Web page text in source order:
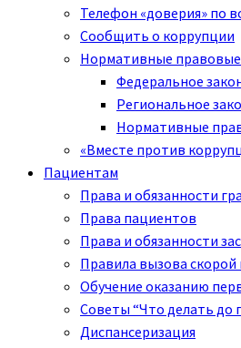
Телефон «доверия» по
Сообщить о коррупции
Нормативные
Федеральное
Региональное
Нормативные
«Вместе против
Пациентам
Права и обязанности
Права пациентов
Права и обязанности
Правила вызова
Обучение оказанию
Советы “Что делать до
Диспансеризация